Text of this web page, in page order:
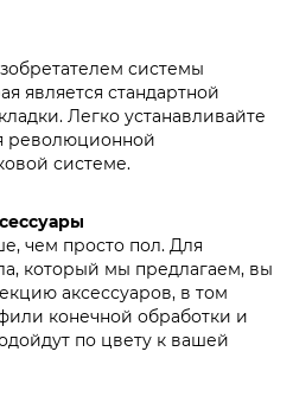
системы
является стандартной
Легко устанавливайте
революционной
системе.
чем просто пол. Для
который мы предлагаем, вы
аксессуаров, в том
конечной обработки и
по цвету к вашей